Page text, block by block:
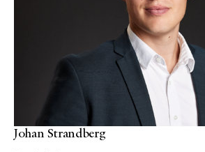
Johan Strandberg